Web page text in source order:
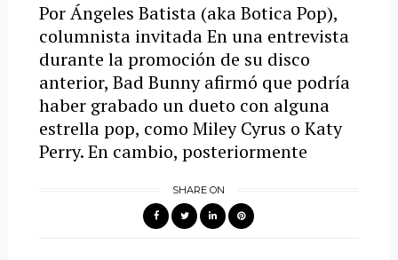
Por Ángeles Batista (aka Botica Pop),
columnista invitada En una entrevista
durante la promoción de su disco
anterior, Bad Bunny afirmó que podría
haber grabado un dueto con alguna
estrella pop, como Miley Cyrus o Katy
Perry. En cambio, posteriormente
SHARE ON